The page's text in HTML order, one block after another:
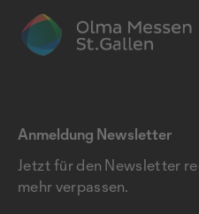
Anmeldung Newsletter
Jetzt für den Newsletter
mehr verpassen.